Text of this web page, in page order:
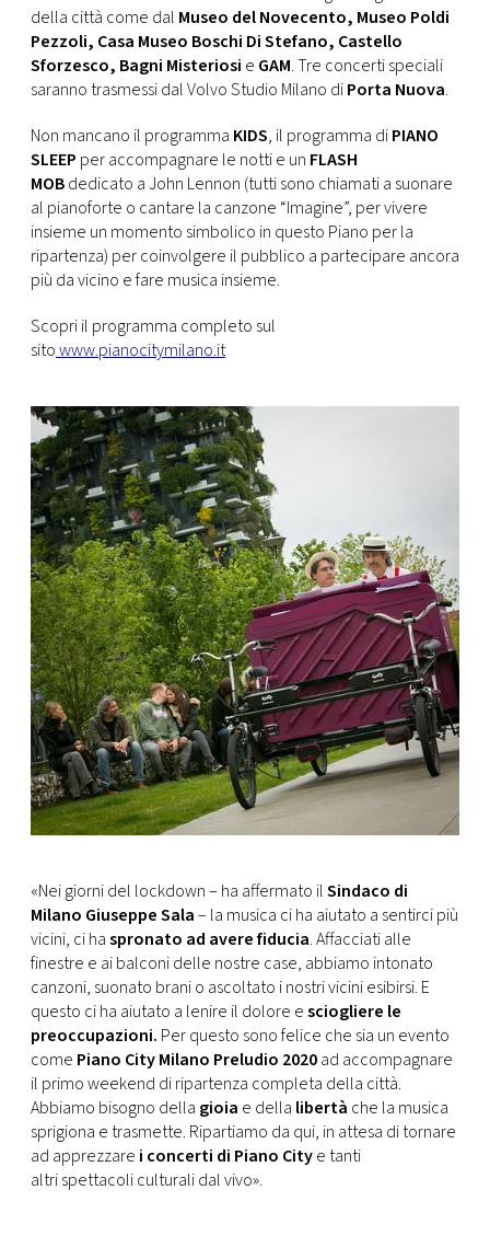
della città come dal Museo del Novecento, Museo Poldi
Pezzoli, Casa Museo Boschi Di Stefano, Castello
Sforzesco, Bagni Misteriosi e GAM. Tre concerti speciali
saranno trasmessi dal Volvo Studio Milano diPorta Nuova.
Non mancano il programma KIDS, il programma diPIANO
SLEEP per accompagnare le notti e un FLASH
MOBdedicato a John Lennon (tutti sono chiamati a suonare
al pianoforte o cantare la canzone “Imagine”, per vivere
insieme un momento simbolico in questo Piano per la
ripartenza) per coinvolgere il pubblico a partecipare ancora
più da vicino e fare musica insieme.
Scopri il programma completo sul
sitowww.pianocitymilano.it
«Nei giorni del lockdown – ha affermato ilSindaco di
Milano Giuseppe Sala– la musica ci ha aiutato a sentirci più
vicini, ci haspronato ad avere fiducia. Affacciati alle
finestre e ai balconi delle nostre case, abbiamo intonato
canzoni, suonato brani o ascoltato i nostri vicini esibirsi. E
questo ci ha aiutato a lenire il dolore esciogliere le
preoccupazioni. Per questo sono felice che sia un evento
come Piano City Milano Preludio 2020ad accompagnare
il primo weekend di ripartenza completa della città.
Abbiamo bisogno della gioia e della libertà che la musica
sprigiona e trasmette. Ripartiamo da qui, in attesa di tornare
ad apprezzare i concerti di Piano Citye tanti
altri spettacoli culturali dal vivo».